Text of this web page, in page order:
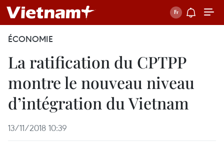
ÉCONOMIE
La ratification du CPTPP
montre le nouveau niveau
d’intégration du Vietnam
13/11/2018 10:39